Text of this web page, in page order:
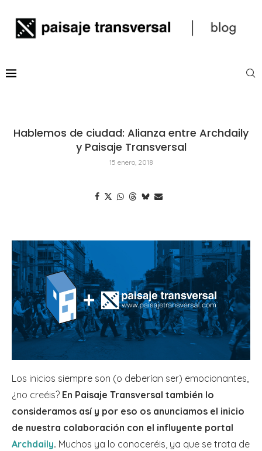
Hablemos de ciudad: Alianza entre Archdaily
y Paisaje Transversal
15 enero, 2018
Los inicios siempre son (o deberían ser) emocionantes,
¿no creéis? En Paisaje Transversal también lo
consideramos así y por eso os anunciamos el inicio
de nuestra colaboración con el influyente portal
Archdaily. Muchos ya lo conoceréis, ya que se trata de